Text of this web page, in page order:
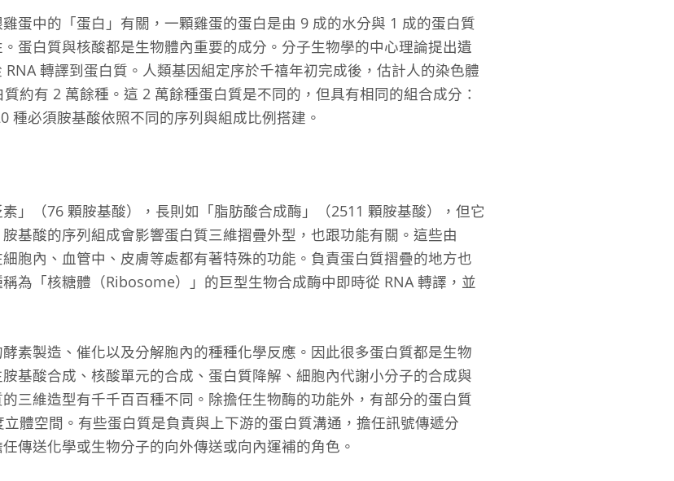
蛋中的「蛋白」有關，一顆雞蛋的蛋白是由 9 成的水分與 1 成的蛋白質
蛋白質與核酸都是生物體內重要的成分。分子生物學的中心理論提出遺
轉譯到蛋白質。人類基因組定序於千禧年初完成後，估計人的染色體
約有 2 萬餘種。這 2 萬餘種蛋白質是不同的，但具有相同的組合成分：
種必須胺基酸依照不同的序列與組成比例搭建。
」（76 顆胺基酸），長則如「脂肪酸合成酶」（2511 顆胺基酸），但它
基酸的序列組成會影響蛋白質三維摺疊外型，也跟功能有關。這些由
細胞內、血管中、皮膚等處都有著特殊的功能。負責蛋白質摺疊的地方也
為「核糖體（Ribosome）」的巨型生物合成酶中即時從 RNA 轉譯，並
素製造、催化以及分解胞內的種種化學反應。因此很多蛋白質都是生物
基酸合成、核酸單元的合成、蛋白質降解、細胞內代謝小分子的合成與
三維造型有千千百百種不同。除擔任生物酶的功能外，有部分的蛋白質
體空間。有些蛋白質是負責與上下游的蛋白質溝通，擔任訊號傳遞分
傳送化學或生物分子的向外傳送或向內運補的角色。